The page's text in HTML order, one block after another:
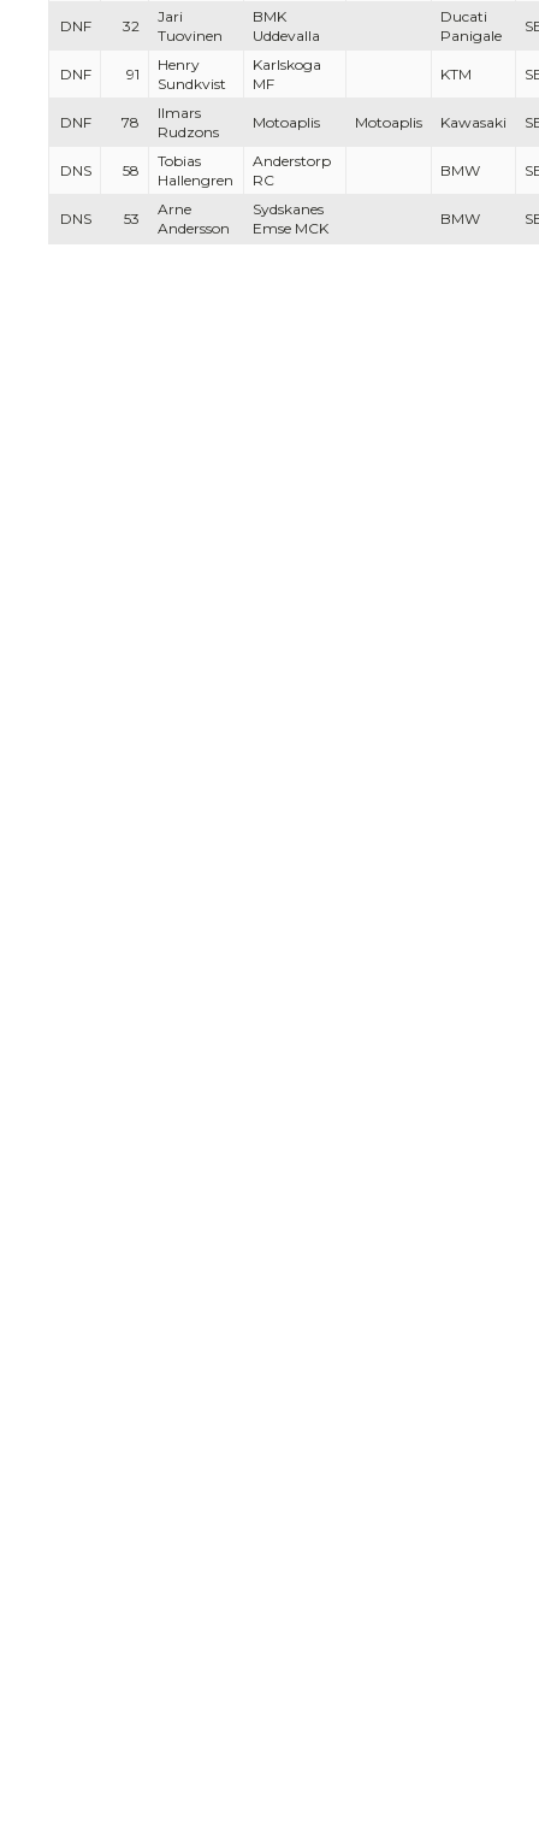
DNF 32
Jari
Tuovinen
BMK
Uddevalla
Ducati
Panigale
DNF 91
Henry
Sundkvist
Karlskoga
MF
KTM
DNF 78
Ilmars
Rudzons
Motoaplis Motoaplis Kawasaki
DNS 58
Tobias
Hallengren
Anderstorp
RC
BMW
DNS 53
Arne
Andersson
Sydskanes
Emse MCK
BMW